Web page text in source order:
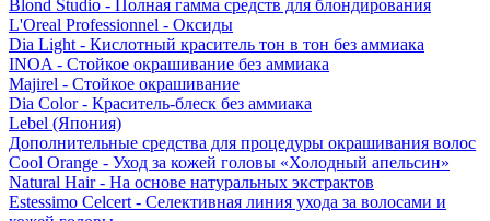
Blond Studio - Полная гамма средств для блондирования
L'Oreal Professionnel - Оксиды
Dia Light - Кислотный краситель тон в тон без аммиака
INOA - Стойкое окрашивание без аммиака
Majirel - Стойкое окрашивание
Dia Color - Краситель-блеск без аммиака
Lebel (Япония)
Дополнительные средства для процедуры окрашивания волос
Cool Orange - Уход за кожей головы «Холодный апельсин»
Natural Hair - На основе натуральных экстрактов
Estessimo Celcert - Селективная линия ухода за волосами и